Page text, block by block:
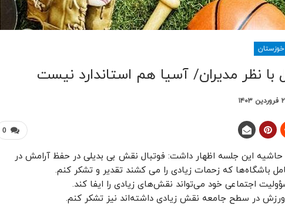
خوزستان
با نظر مدیران/ آسیا هم استاندارد نیست
۱۴۰۳
0
این جلسه اظهار داشت: فوتبال نقش بی بدیلی در حفظ آرامش در
باشگاه‌ها که زحمات زیادی را می کشند تقدیر و تشکر کنم.
اجتماعی خود می‌تواند نقش‌های زیادی را ایفا کند.
ورزش در سطح جامعه نقش زیادی داشته‌اند نیز تشکر کنم.